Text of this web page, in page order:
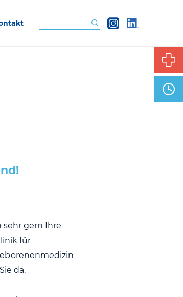
gern Ihre
für
da.